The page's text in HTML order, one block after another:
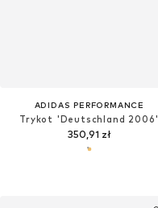
ADIDAS PERFORMANCE
Trykot 'Deutschland 2006'
350,91 zł